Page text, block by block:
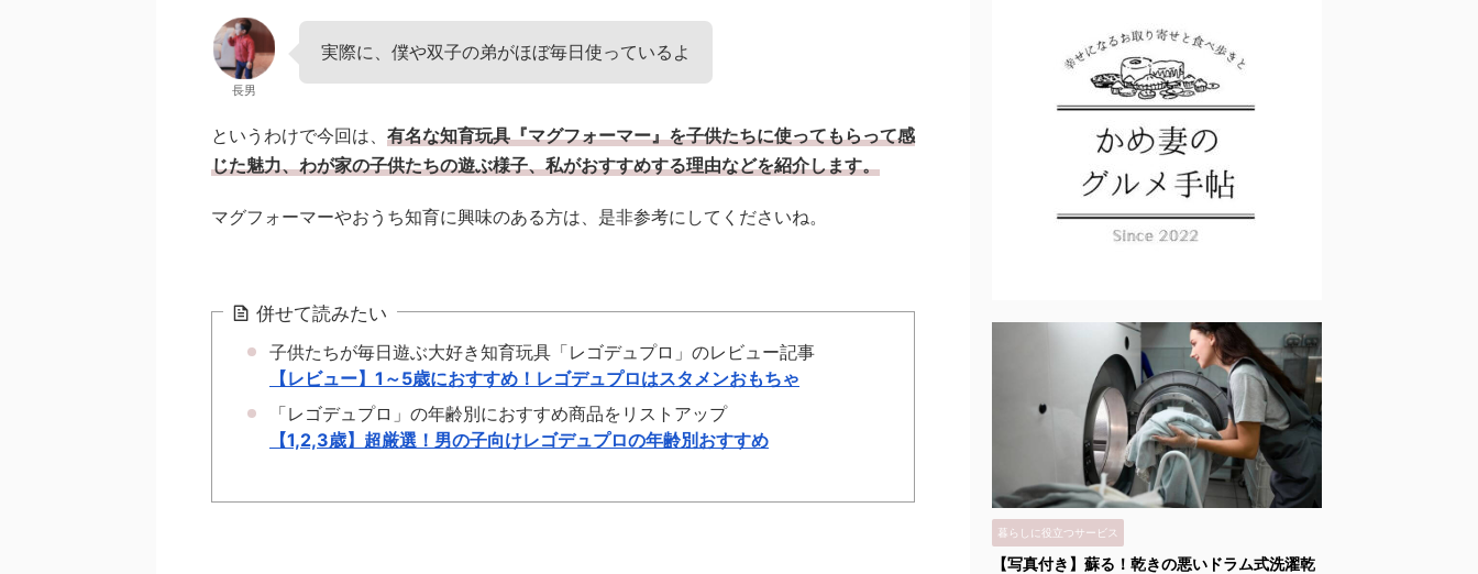
長男
実際に、僕や双子の弟がほぼ毎日使っているよ
というわけで今回は、 有名な知育玩具『マグフォーマー』を子供たちに使ってもらって感
じた魅力、わが家の子供たちの遊ぶ様子、私がおすすめする理由などを紹介します。
マグフォーマーやおうち知育に興味のある方は、是非参考にしてくださいね。
併せて読みたい
子供たちが毎日遊ぶ大好き知育玩具「レゴデュプロ」のレビュー記事
【レビュー】1～5歳におすすめ！レゴデュプロはスタメンおもちゃ
「レゴデュプロ」の年齢別におすすめ商品をリストアップ
【1,2,3歳】超厳選！男の子向けレゴデュプロの年齢別おすすめ
暮らしに役立つサービス
【写真付き】蘇る！乾きの悪いドラム式洗濯乾